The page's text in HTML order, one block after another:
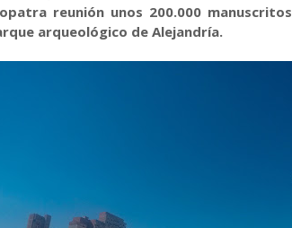
reunión unos 200.000
arqueológico de Alejandría.